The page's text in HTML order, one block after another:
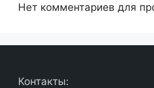
Нет комментариев для
Контакты: